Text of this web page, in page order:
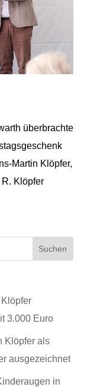
überbrachte
Martin Klöpfer,
Klöpfer
3.000 Euro
Klöpfer als
ausgezeichnet
in